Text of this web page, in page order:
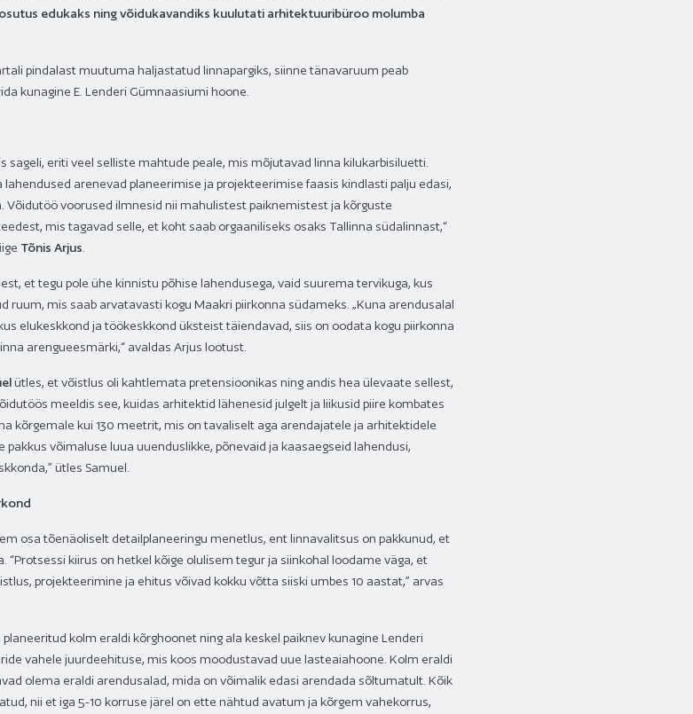
osutus edukaks ning võidukavandiks kuulutati arhitektuuribüroo molumba
pindalast muutuma haljastatud linnapargiks, siinne tänavaruum peab
kunagine E. Lenderi Gümnaasiumi hoone.
sageli, eriti veel selliste mahtude peale, mis mõjutavad linna kilukarbisiluetti.
arenevad planeerimise ja projekteerimise faasis kindlasti palju edasi,
Võidutöö voorused ilmnesid nii mahulistest paiknemistest ja kõrguste
mis tagavad selle, et koht saab orgaaniliseks osaks Tallinna südalinnast,“
Tõnis Arjus
et tegu pole ühe kinnistu põhise lahendusega, vaid suurema tervikuga, kus
ruum, mis saab arvatavasti kogu Maakri piirkonna südameks. „Kuna arendusalal
elukeskkond ja töökeskkond üksteist täiendavad, siis on oodata kogu piirkonna
arengueesmärki,“ avaldas Arjus lootust.
ütles, et võistlus oli kahtlemata pretensioonikas ning andis hea ülevaate sellest,
meeldis see, kuidas arhitektid lähenesid julgelt ja liikusid piire kombates
kõrgemale kui 130 meetrit, mis on tavaliselt aga arendajatele ja arhitektidele
pakkus võimaluse luua uuenduslikke, põnevaid ja kaasaegseid lahendusi,
ütles Samuel.
osa tõenäoliselt detailplaneeringu menetlus, ent linnavalitsus on pakkunud, et
kiirus on hetkel kõige olulisem tegur ja siinkohal loodame väga, et
projekteerimine ja ehitus võivad kokku võtta siiski umbes 10 aastat,” arvas
kolm eraldi kõrghoonet ning ala keskel paiknev kunagine Lenderi
vahele juurdeehituse, mis koos moodustavad uue lasteaiahoone. Kolm eraldi
olema eraldi arendusalad, mida on võimalik edasi arendada sõltumatult. Kõik
nii et iga 5-10 korruse järel on ette nähtud avatum ja kõrgem vahekorrus,